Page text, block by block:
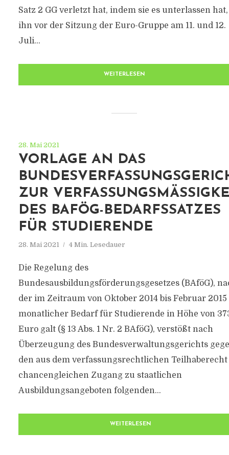
Satz 2 GG verletzt hat, indem sie es unterlassen hat,
ihn vor der Sitzung der Euro-Gruppe am 11. und 12.
Juli...
WEITERLESEN
28. Mai 2021
VORLAGE AN DAS
ZUR
ES BAFÖG-BEDARFSSATZES F
ÜR STUDIERENDE
28. Mai 2021 4 Min. Lesedauer
Die Regelung des
Bundesausbildungsförderungsgesetzes (BAföG),
der im Zeitraum von Oktober 2014 bis Februar 2015
monatlicher Bedarf für Studierende in Höhe von
Euro galt (§ 13 Abs. 1 Nr. 2 BAföG), verstößt nach
Überzeugung des Bundesverwaltungsgerichts
den aus dem verfassungsrechtlichen
chancengleichen Zugang zu staatlichen
Ausbildungsangeboten folgenden...
WEITERLESEN